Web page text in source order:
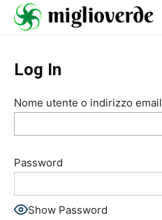
Log In
Nome utente o indirizzo email
Password
Show Password